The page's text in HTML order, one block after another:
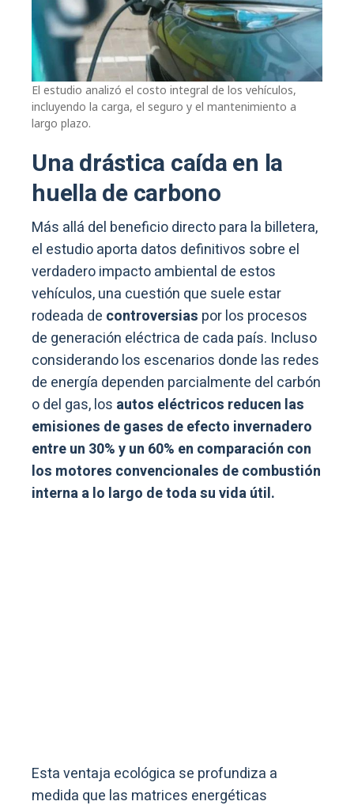
El estudio analizó el costo integral de los vehículos,
incluyendo la carga, el seguro y el mantenimiento a
largo plazo.
Una drástica caída en la
huella de carbono
Más allá del beneficio directo para la billetera,
el estudio aporta datos definitivos sobre el
verdadero impacto ambiental de estos
vehículos, una cuestión que suele estar
rodeada de controversias por los procesos
de generación eléctrica de cada país. Incluso
considerando los escenarios donde las redes
de energía dependen parcialmente del carbón
o del gas, los autos eléctricos reducen las
emisiones de gases de efecto invernadero
entre un 30% y un 60% en comparación con
los motores convencionales de combustión
interna a lo largo de toda su vida útil.
Esta ventaja ecológica se profundiza a
medida que las matrices energéticas